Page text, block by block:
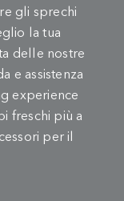
gli sprechi
la tua
delle nostre
e assistenza
experience
freschi più a
per il